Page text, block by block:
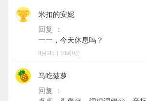
米扣的安妮
回复 ：
9月28日 10时9分
马吃菠萝
回复 ：